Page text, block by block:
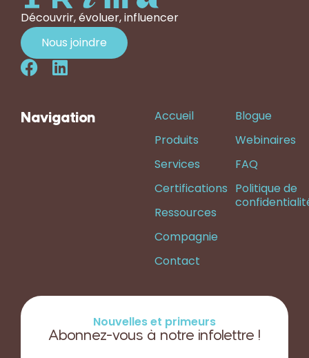
Découvrir, évoluer, influencer
Nous joindre
Navigation
Accueil
Produits
Services
Certifications
Ressources
Compagnie
Contact
Blogue
Webinaires
FAQ
Politique de
Nouvelles et primeurs
Abonnez-vous à notre infolettre !